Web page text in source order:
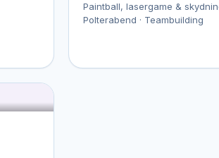
Paintball, lasergame &
Polterabend · Teambuilding